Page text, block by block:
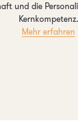
und die
Kernkompetenz.
Mehr erfahren